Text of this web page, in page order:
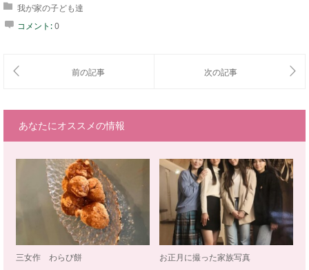
我が家の子ども達
コメント:0
あなたにオススメの情報
三女作 わらび餅 お正月に撮った家族写真